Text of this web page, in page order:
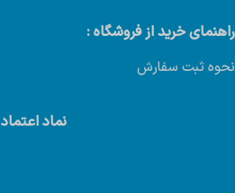
راهنمای خرید از فروشگاه :
نحوه ثبت سفارش
نماد اعتماد